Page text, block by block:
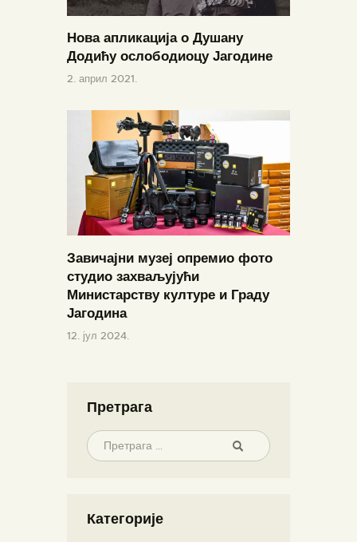
Нова апликација о Душану
Додићу ослободиоцу Јагодине
2. април 2021.
Завичајни музеј опремио фото
студио захваљујући
Министарству културе и Граду
Јагодина
12. јул 2024.
Претрага
Категорије